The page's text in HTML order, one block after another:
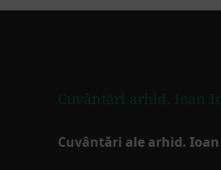
Cuvântări arhid. Ioan
Cuvântări ale arhid.